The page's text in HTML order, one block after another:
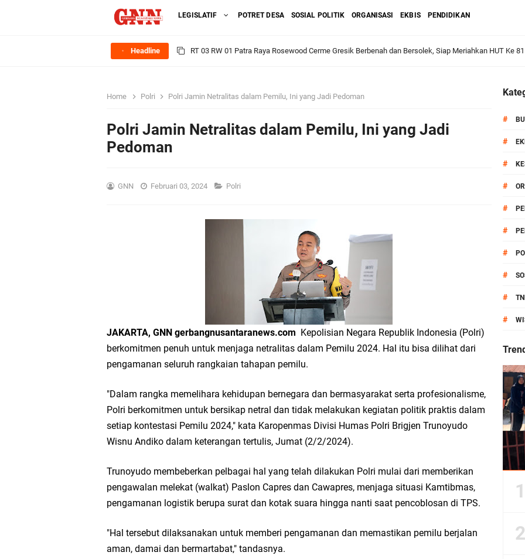
LEGISLATIF POTRET DESA SOSIAL POLITIK ORGANISASI EKBIS PENDIDIKAN
Headline Sinergi Pemerintah dan Warga: Komsos Kebungson Dorong Kepedulian Lingkungan dan
Bupati Gresik Cup 2026 siap Digelar, Ajang Strategis Cetak Atlet Menuju Porprov Jatim 2027
Workshop Petani Organik Pati Raya: Meneguhkan Kemandirian Pangan, Merawat Alam,
Tumpeng Nasi Krawu Pecahkan Rekor MURI, KWGe Angkat Kuliner Gresik ke Panggung Dunia
FOZ Jatim, BAZNAS, dan Kemenag Salurkan 22.456 Bingkisan Lebaran Yatim Serentak di Berbagai
Bupati Gresik Gus Yani Resmikan Kantor Desa Sidoraharjo: Simbol Komitmen Pelayanan Publik dan
Optik Merlin Donasikan Rp10,36 Juta, Perkuat Keberlanjutan Program JKNN
Ruwatan Malam Satu Suro di Dusun Kedungsekar Lor, Tradisi Luhur yang Terus Istiqomah
Ketua DPD Golkar Gresik Wongso Negoro Sambut Tahun Baru Islam 1448 H dengan Doa Kedamaian
Wakil Ketua DPRD Gresik Mujid Riduan Sampaikan Doa dan Harapan di Tahun Baru Islam 1448 H
Home Polri Polri Jamin Netralitas dalam Pemilu, Ini yang Jadi Pedoman
Polri Jamin Netralitas dalam Pemilu, Ini yang Jadi
Pedoman
GNN Februari 03, 2024 Polri
JAKARTA, GNN gerbangnusantaranews.com Kepolisian Negara Republik Indonesia (Polri)
berkomitmen penuh untuk menjaga netralitas dalam Pemilu 2024. Hal itu bisa dilihat dari
pengamanan seluruh rangkaian tahapan pemilu.
"Dalam rangka memelihara kehidupan bernegara dan bermasyarakat serta profesionalisme,
Polri berkomitmen untuk bersikap netral dan tidak melakukan kegiatan politik praktis dalam
setiap kontestasi Pemilu 2024," kata Karopenmas Divisi Humas Polri Brigjen Trunoyudo
Wisnu Andiko dalam keterangan tertulis, Jumat (2/2/2024).
Trunoyudo membeberkan pelbagai hal yang telah dilakukan Polri mulai dari memberikan
pengawalan melekat (walkat) Paslon Capres dan Cawapres, menjaga situasi Kamtibmas,
pengamanan logistik berupa surat dan kotak suara hingga nanti saat pencoblosan di TPS.
"Hal tersebut dilaksanakan untuk memberi pengamanan dan memastikan pemilu berjalan
aman, damai dan bermartabat," tandasnya.
#
#
#
#
#
#
#
#
# TNI
#